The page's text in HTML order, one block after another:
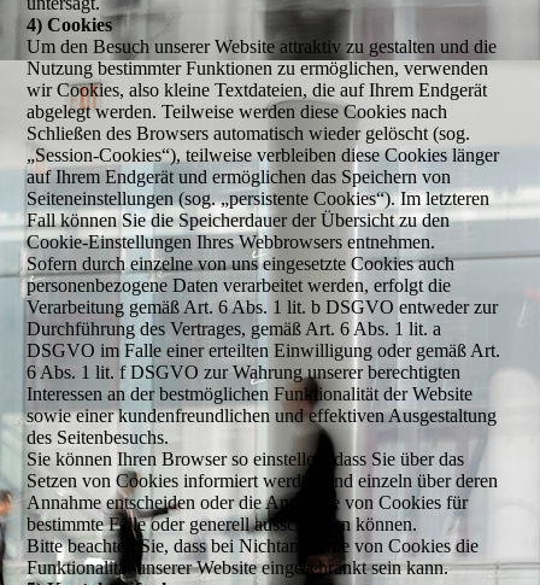
4) Cookies
Um den Besuch unserer Website attraktiv zu gestalten und die
Nutzung bestimmter Funktionen zu ermöglichen, verwenden
wir Cookies, also kleine Textdateien, die auf Ihrem Endgerät
abgelegt werden. Teilweise werden diese Cookies nach
Schließen des Browsers automatisch wieder gelöscht (sog.
„Session-Cookies“), teilweise verbleiben diese Cookies länger
auf Ihrem Endgerät und ermöglichen das Speichern von
Seiteneinstellungen (sog. „persistente Cookies“). Im letzteren
Fall können Sie die Speicherdauer der Übersicht zu den
Cookie-Einstellungen Ihres Webbrowsers entnehmen.
Sofern durch einzelne von uns eingesetzte Cookies auch
personenbezogene Daten verarbeitet werden, erfolgt die
Verarbeitung gemäß Art. 6 Abs. 1 lit. b DSGVO entweder zur
Durchführung des Vertrages, gemäß Art. 6 Abs. 1 lit. a
DSGVO im Falle einer erteilten Einwilligung oder gemäß Art.
6 Abs. 1 lit. f DSGVO zur Wahrung unserer berechtigten
Interessen an der bestmöglichen Funktionalität der Website
sowie einer kundenfreundlichen und effektiven Ausgestaltung
des Seitenbesuchs.
Sie können Ihren Browser so einstellen, dass Sie über das
Setzen von Cookies informiert werden und einzeln über deren
Annahme entscheiden oder die Annahme von Cookies für
bestimmte Fälle oder generell ausschließen können.
Bitte beachten Sie, dass bei Nichtannahme von Cookies die
Funktionalität unserer Website eingeschränkt sein kann.